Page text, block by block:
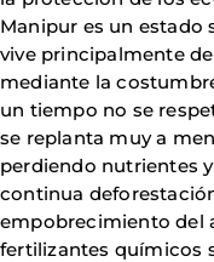
Manipur es un estado
vive principalmente
mediante la
un tiempo no se
se replanta muy a
perdiendo nutrientes
continua
empobrecimiento del
fertilizantes químicos